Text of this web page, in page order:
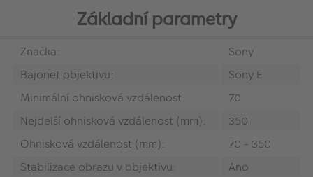
Základní parametry
Značka:
Sony
Bajonet objektivu:
Sony E
Minimální ohnisková vzdálenost:
70
Nejdelší ohnisková vzdálenost (mm):
350
Ohnisková vzdálenost (mm):
70 - 350
Stabilizace obrazu v objektivu:
Ano